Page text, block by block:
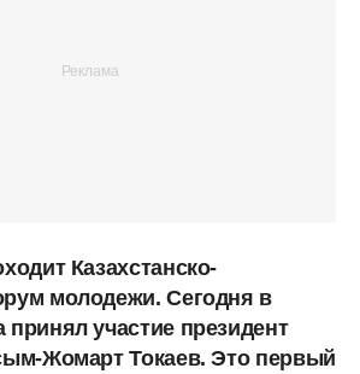
Казахстанско-
молодежи. Сегодня в
участие президент
Жомарт Токаев. Это первый